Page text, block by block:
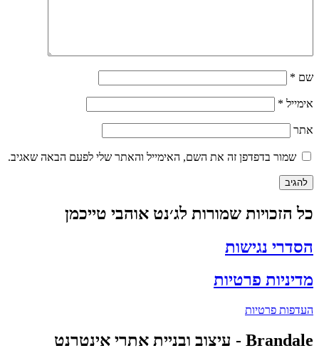
שם *
אימייל *
אתר
שמור בדפדפן זה את השם, האימייל והאתר שלי לפעם הבאה שאגיב.
כל הזכויות שמורות לג׳נט אוהבי טייכמן
הסדרי נגישות
מדיניות פרטיות
העדפות פרטיות
Brandale - עיצוב ובניית אתרי אינטרנט